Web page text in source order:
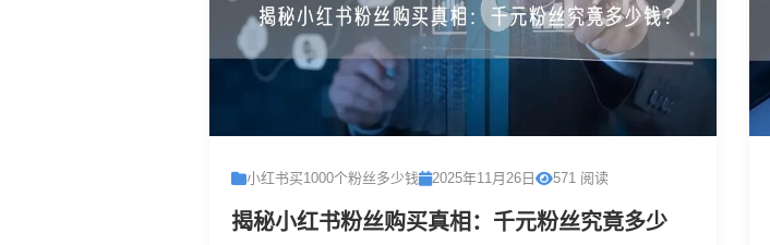
小红书买1000个粉丝多少钱 2025年11月26日 571 阅读
揭秘小红书粉丝购买真相：千元粉丝究竟多少